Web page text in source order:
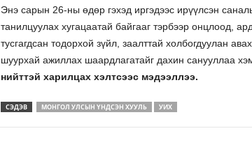
Энэ сарын 26-ны өдөр гэхэд иргэдээс ирүүлсэн
танилцуулах хугацаатай байгааг тэрбээр онцлоод,
тусгагдсан тодорхой зүйл, заалттай холбогдуулан
шуурхай ажиллах шаардлагатайг дахин санууллаа
нийттэй харилцах хэлтсээс мэдээллээ.
СЭДЭВ МОНГОЛ УЛСЫН ҮНДСЭН ХУУЛЬ УИХ